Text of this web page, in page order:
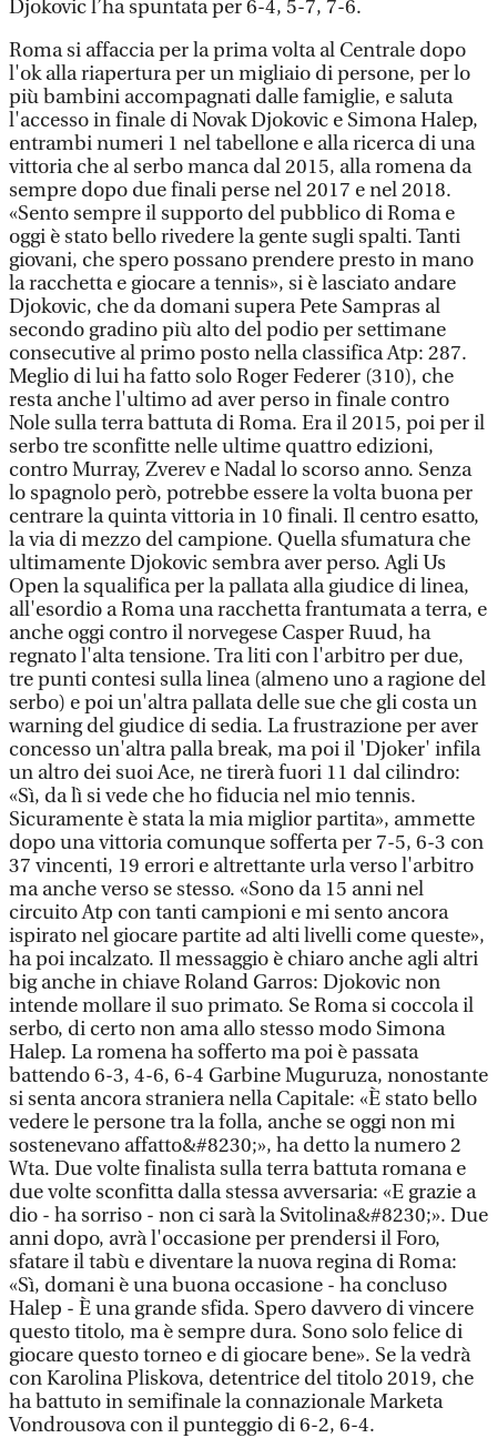
Djokovic l’ha spuntata per 6-4, 5-7, 7-6.
Roma si affaccia per la prima volta al Centrale dopo
l'ok alla riapertura per un migliaio di persone, per lo
più bambini accompagnati dalle famiglie, e saluta
l'accesso in finale di Novak Djokovic e Simona Halep,
entrambi numeri 1 nel tabellone e alla ricerca di una
vittoria che al serbo manca dal 2015, alla romena da
sempre dopo due finali perse nel 2017 e nel 2018.
«Sento sempre il supporto del pubblico di Roma e
oggi è stato bello rivedere la gente sugli spalti. Tanti
giovani, che spero possano prendere presto in mano
la racchetta e giocare a tennis», si è lasciato andare
Djokovic, che da domani supera Pete Sampras al
secondo gradino più alto del podio per settimane
consecutive al primo posto nella classifica Atp: 287.
Meglio di lui ha fatto solo Roger Federer (310), che
resta anche l'ultimo ad aver perso in finale contro
Nole sulla terra battuta di Roma. Era il 2015, poi per il
serbo tre sconfitte nelle ultime quattro edizioni,
contro Murray, Zverev e Nadal lo scorso anno. Senza
lo spagnolo però, potrebbe essere la volta buona per
centrare la quinta vittoria in 10 finali. Il centro esatto,
la via di mezzo del campione. Quella sfumatura che
ultimamente Djokovic sembra aver perso. Agli Us
Open la squalifica per la pallata alla giudice di linea,
all'esordio a Roma una racchetta frantumata a terra, e
anche oggi contro il norvegese Casper Ruud, ha
regnato l'alta tensione. Tra liti con l'arbitro per due,
tre punti contesi sulla linea (almeno uno a ragione del
serbo) e poi un'altra pallata delle sue che gli costa un
warning del giudice di sedia. La frustrazione per aver
concesso un'altra palla break, ma poi il 'Djoker' infila
un altro dei suoi Ace, ne tirerà fuori 11 dal cilindro:
«Sì, da lì si vede che ho fiducia nel mio tennis.
Sicuramente è stata la mia miglior partita», ammette
dopo una vittoria comunque sofferta per 7-5, 6-3 con
37 vincenti, 19 errori e altrettante urla verso l'arbitro
ma anche verso se stesso. «Sono da 15 anni nel
circuito Atp con tanti campioni e mi sento ancora
ispirato nel giocare partite ad alti livelli come queste»,
ha poi incalzato. Il messaggio è chiaro anche agli altri
big anche in chiave Roland Garros: Djokovic non
intende mollare il suo primato. Se Roma si coccola il
serbo, di certo non ama allo stesso modo Simona
Halep. La romena ha sofferto ma poi è passata
battendo 6-3, 4-6, 6-4 Garbine Muguruza, nonostante
si senta ancora straniera nella Capitale: «È stato bello
vedere le persone tra la folla, anche se oggi non mi
sostenevano affatto&#8230;», ha detto la numero 2
Wta. Due volte finalista sulla terra battuta romana e
due volte sconfitta dalla stessa avversaria: «E grazie a
dio - ha sorriso - non ci sarà la Svitolina&#8230;». Due
anni dopo, avrà l'occasione per prendersi il Foro,
sfatare il tabù e diventare la nuova regina di Roma:
«Sì, domani è una buona occasione - ha concluso
Halep - È una grande sfida. Spero davvero di vincere
questo titolo, ma è sempre dura. Sono solo felice di
giocare questo torneo e di giocare bene». Se la vedrà
con Karolina Pliskova, detentrice del titolo 2019, che
ha battuto in semifinale la connazionale Marketa
Vondrousova con il punteggio di 6-2, 6-4.